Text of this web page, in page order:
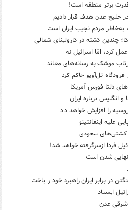
برتر منطقه است!
خلیج عدن هدف قرار دادیم
به‌خاطر مردم نجیب ایران است
چندین کشته در کارولینای شمالی
کرد، امّا اسرائیل نه
موشک به رسانه‌های معاند
تل‌آویو حاکم کرد
دلتا فورس آمریکا
انگلیس درباره ایران
را افزایش خواهد داد
علیه اینفانتینو
کشتی‌های سعودی
فردا ازسرگرفته خواهد شد!
نهایی شدن است
در برابر ایران راهبرد خود را باخت
ایستاد
شرقی عدن